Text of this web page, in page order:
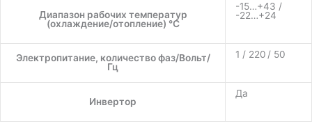
Диапазон рабочих температур
(охлаждение/отопление) °C
-15…+43 /
-22…+24
Электропитание, количество фаз/Вольт/
Гц
1 / 220 / 50
Инвертор
Да